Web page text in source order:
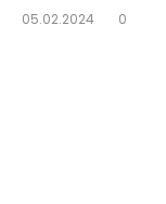
05.02.2024 0